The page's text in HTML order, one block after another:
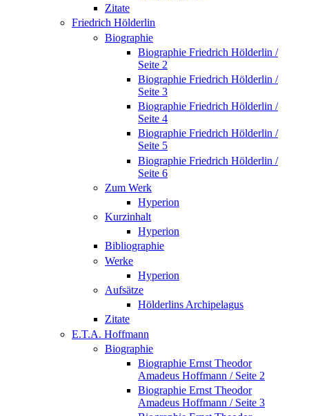
Zitate
Friedrich Hölderlin
Biographie
Biographie Friedrich Hölderlin /
Seite 2
Biographie Friedrich Hölderlin /
Seite 3
Biographie Friedrich Hölderlin /
Seite 4
Biographie Friedrich Hölderlin /
Seite 5
Biographie Friedrich Hölderlin /
Seite 6
Zum Werk
Hyperion
Kurzinhalt
Hyperion
Bibliographie
Werke
Hyperion
Aufsätze
Hölderlins Archipelagus
Zitate
E.T.A. Hoffmann
Biographie
Biographie Ernst Theodor
Amadeus Hoffmann / Seite 2
Biographie Ernst Theodor
Amadeus Hoffmann / Seite 3